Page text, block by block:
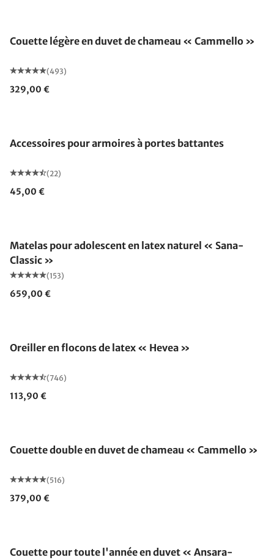
Couette légère en duvet de chameau « Cammello »
(493)
329,00 €
Accessoires pour armoires à portes battantes
(22)
45,00 €
Matelas pour adolescent en latex naturel « Sana-
Classic »
(153)
659,00 €
Oreiller en flocons de latex « Hevea »
(746)
113,90 €
Couette double en duvet de chameau « Cammello »
(516)
379,00 €
Couette pour toute l'année en duvet « Ansara-